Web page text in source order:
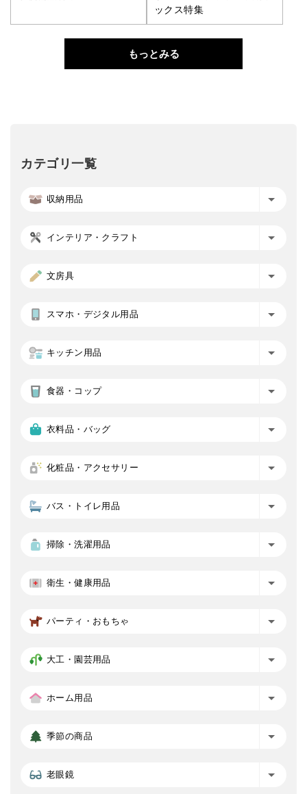
ックス特集
もっとみる
カテゴリ一覧
収納用品
インテリア・クラフト
文房具
スマホ・デジタル用品
キッチン用品
食器・コップ
衣料品・バッグ
化粧品・アクセサリー
バス・トイレ用品
掃除・洗濯用品
衛生・健康用品
パーティ・おもちゃ
大工・園芸用品
ホーム用品
季節の商品
老眼鏡